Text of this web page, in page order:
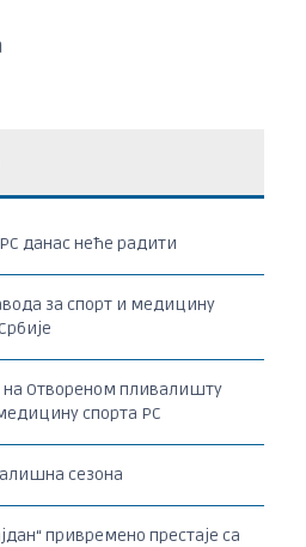
данас неће радити
за спорт и медицину
Отвореном пливалишту
спорта РС
сезона
привремено престаје са